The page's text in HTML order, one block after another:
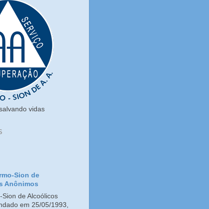
vidas
Sion de
Anônimos
de Alcoólicos
em 25/05/1993,